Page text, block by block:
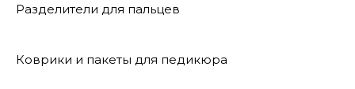
Разделители для пальцев
Коврики и пакеты для педикюра